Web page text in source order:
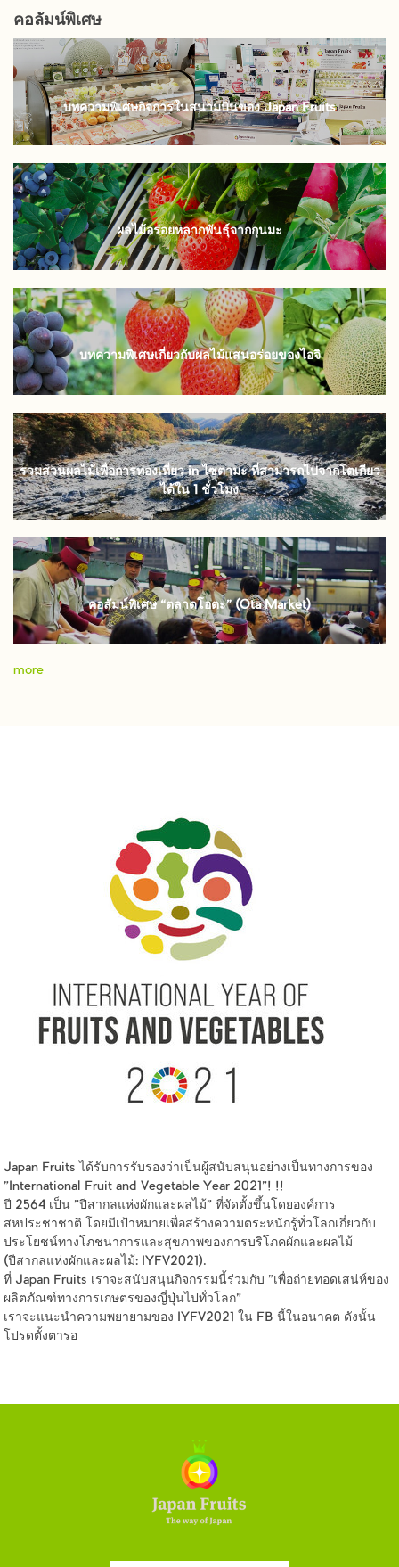
คอลัมน์พิเศษ
บทความพิเศษกิจการในสนามบินของ Japan Fruits
ผลไม้อร่อยหลากพันธุ์จากกุนมะ
บทความพิเศษเกี่ยวกับผลไม้แสนอร่อยของไอจิ
รวมสวนผลไม้เพื่อการท่องเที่ยว in ไซตามะ ที่สามารถไปจากโตเกียว
ได้ใน 1 ชั่วโมง
คอลัมน์พิเศษ “ตลาดโอตะ” (Ota Market)
more
Japan Fruits ได้รับการรับรองว่าเป็นผู้สนับสนุนอย่างเป็นทางการของ
"International Fruit and Vegetable Year 2021"! !!
ปี 2564 เป็น "ปีสากลแห่งผักและผลไม้" ที่จัดตั้งขึ้นโดยองค์การ
สหประชาชาติ โดยมีเป้าหมายเพื่อสร้างความตระหนักรู้ทั่วโลกเกี่ยวกับ
ประโยชน์ทางโภชนาการและสุขภาพของการบริโภคผักและผลไม้
(ปีสากลแห่งผักและผลไม้: IYFV2021).
ที่ Japan Fruits เราจะสนับสนุนกิจกรรมนี้ร่วมกับ "เพื่อถ่ายทอดเสน่ห์ของ
ผลิตภัณฑ์ทางการเกษตรของญี่ปุ่นไปทั่วโลก"
เราจะแนะนำความพยายามของ IYFV2021 ใน FB นี้ในอนาคต ดังนั้น
โปรดตั้งตารอ